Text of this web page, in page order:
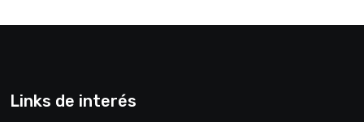
Links de interés